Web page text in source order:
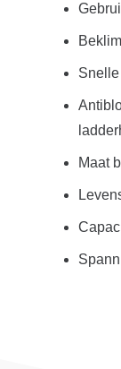
Maat